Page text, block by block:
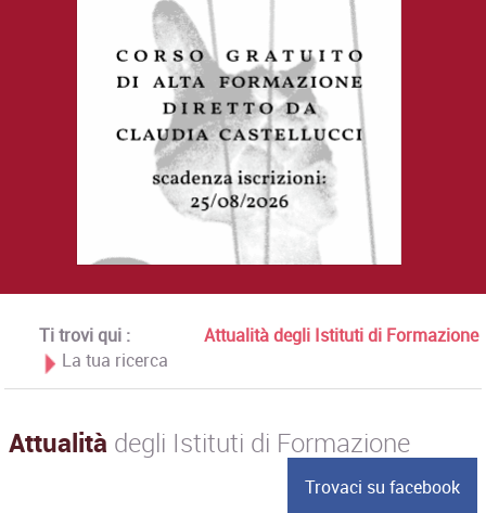
Ti trovi qui :
Attualità degli Istituti di Formazione
La tua ricerca
Attualità degli Istituti di Formazione
Trovaci su facebook